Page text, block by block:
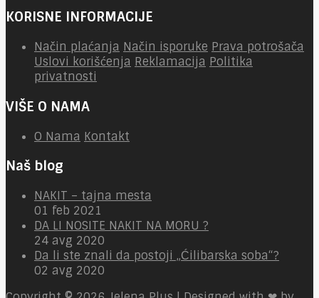
KORISNE INFORMACIJE
Način plaćanja Način isporuke Prava potrošača
Uslovi korišćenja Reklamacija Politika
privatnosti
VIŠE O NAMA
O Nama Kontakt
Naš blog
NAKIT – tajna mesta
01 feb 2021
DA LI NOSITE NAKIT NA MORU ?
24 avg 2020
Da li ste znali da postoji „Ćilibarska soba“?
02 avg 2020